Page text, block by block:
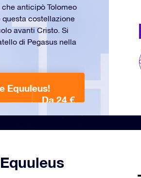
anticipò Tolomeo
questa costellazione
avanti Cristo. Si
di Pegasus nella
Equuleus!
Da 24 €